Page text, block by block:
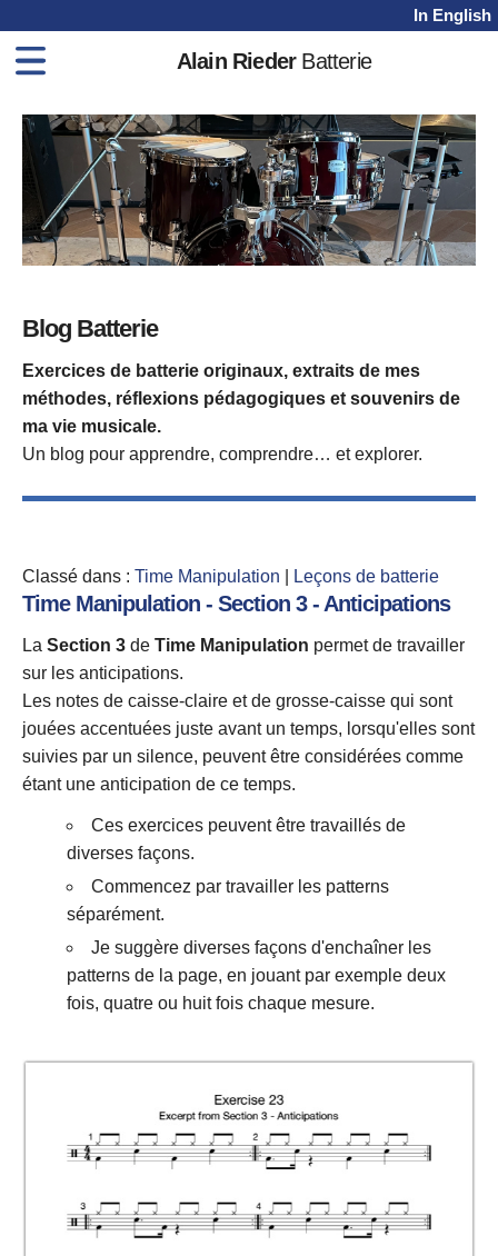
In English
Alain RiederBatterie
Méthodes
Cours
Vidéos
Shop
Contact
Blog Batterie
Exercices de batterie originaux, extraits de mes
méthodes, réflexions pédagogiques et souvenirs de
ma vie musicale.
Un blog pour apprendre, comprendre… et explorer.
Classé dans : Time Manipulation Leçons de batterie
Time Manipulation - Section 3 - Anticipations
La Section 3 de Time Manipulation permet de travailler
sur les anticipations.
Les notes de caisse-claire et de grosse-caisse qui sont
jouées accentuées juste avant un temps, lorsqu'elles sont
suivies par un silence, peuvent être considérées comme
étant une anticipation de ce temps.
Ces exercices peuvent être travaillés de
diverses façons.
Commencez par travailler les patterns
séparément.
Je suggère diverses façons d'enchaîner les
patterns de la page, en jouant par exemple deux
fois, quatre ou huit fois chaque mesure.